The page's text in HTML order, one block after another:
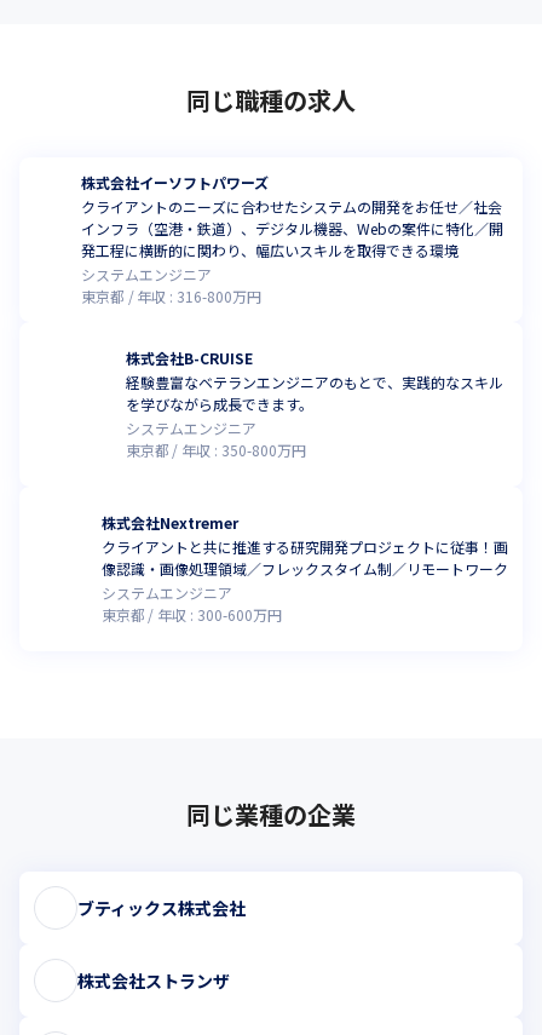
同じ職種の求人
株式会社イーソフトパワーズ
クライアントのニーズに合わせたシステムの開発をお任せ／社会
インフラ（空港・鉄道）、デジタル機器、Webの案件に特化／開
発工程に横断的に関わり、幅広いスキルを取得できる環境
システムエンジニア
東京都
年収 : 316-800万円
株式会社B-CRUISE
経験豊富なベテランエンジニアのもとで、実践的なスキル
を学びながら成長できます。
システムエンジニア
東京都
年収 : 350-800万円
株式会社Nextremer
クライアントと共に推進する研究開発プロジェクトに従事！画
像認識・画像処理領域／フレックスタイム制／リモートワーク
システムエンジニア
東京都
年収 : 300-600万円
同じ業種の企業
ブティックス株式会社
株式会社ストランザ